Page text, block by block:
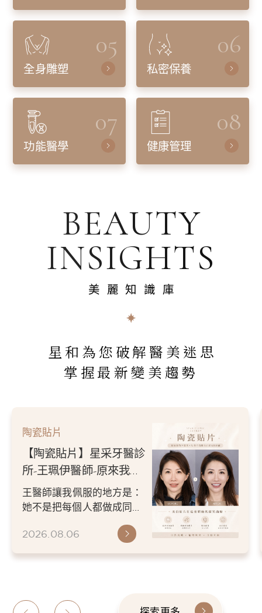
05
全身雕塑
06
私密保養
07
功能醫學
08
健康管理
BEAUTY
INSIGHTS
美麗知識庫
星和為您破解醫美迷思
掌握最新變美趨勢
陶瓷貼片
【陶瓷貼片】星采牙醫診
所-王珮伊醫師-原來我的
不愛笑，只是不喜歡自己
原本的牙齒
王醫師讓我佩服的地方是：
她不是把每個人都做成同一
更適合自己的樣子。 現...
2026.08.06